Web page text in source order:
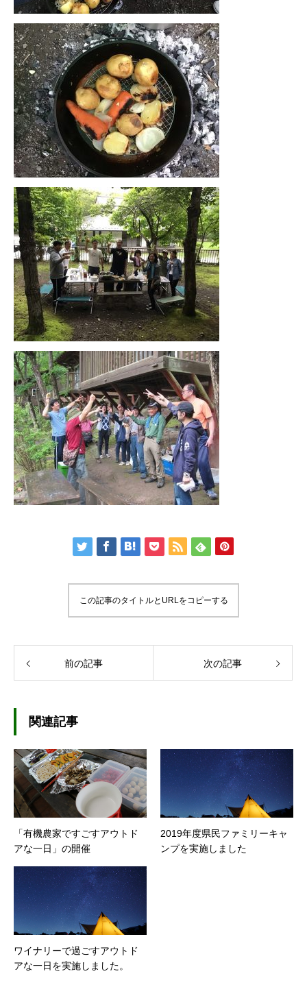
この記事のタイトルとURLをコピーする
前の記事 次の記事
関連記事
「有機農家ですごすアウトド
アな一日」の開催
2019年度県民ファミリーキャ
ンプを実施しました
ワイナリーで過ごすアウトド
アな一日を実施しました。